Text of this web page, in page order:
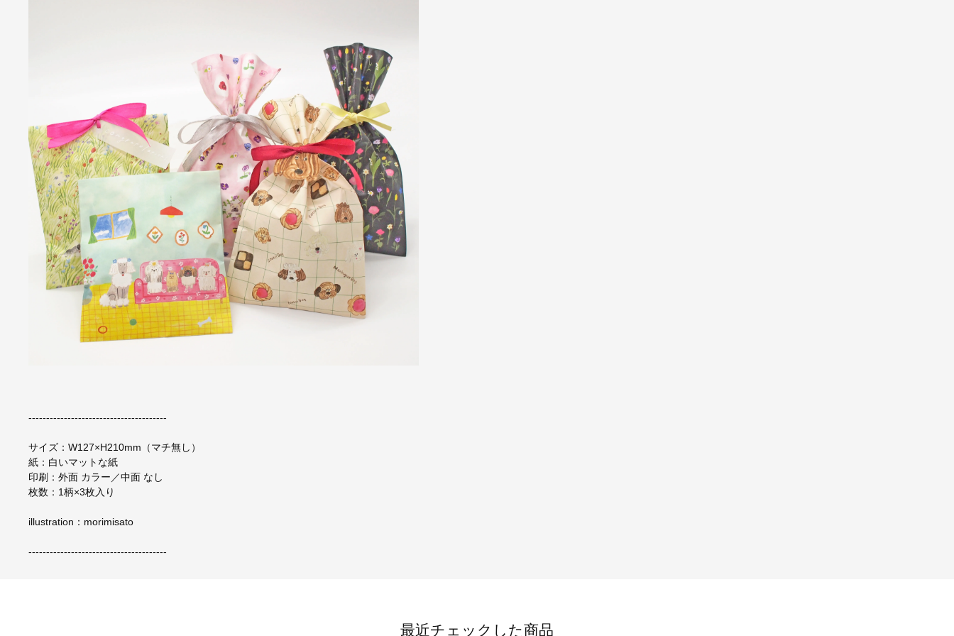
---------------------------------------
サイズ：W127×H210mm（マチ無し）
紙：白いマットな紙
印刷：外面 カラー／中面 なし
枚数：1柄×3枚入り
illustration：morimisato
---------------------------------------
最近チェックした商品